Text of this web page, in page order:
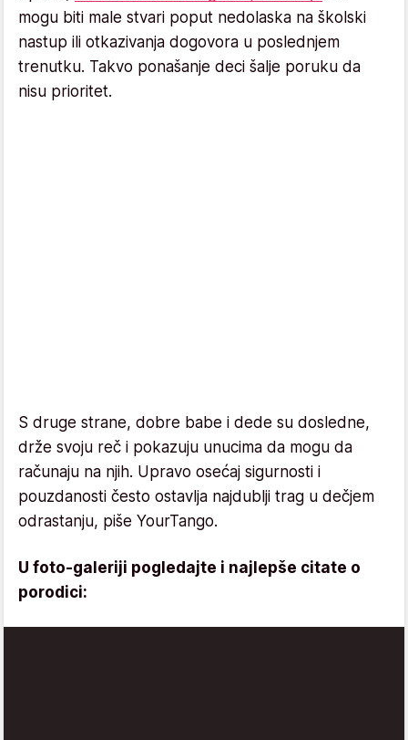
mogu biti male stvari poput nedolaska na školski
nastup ili otkazivanja dogovora u poslednjem
trenutku. Takvo ponašanje deci šalje poruku da
nisu prioritet.
S druge strane, dobre babe i dede su dosledne,
drže svoju reč i pokazuju unucima da mogu da
računaju na njih. Upravo osećaj sigurnosti i
pouzdanosti često ostavlja najdublji trag u dečjem
odrastanju, piše YourTango.
U foto-galeriji pogledajte i najlepše citate o
porodici: